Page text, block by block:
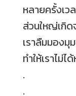
หลายครั้งเว
ส่วนใหญ่เกิด
เราลืมมองมุ
ทำให้เราไม่
.
.